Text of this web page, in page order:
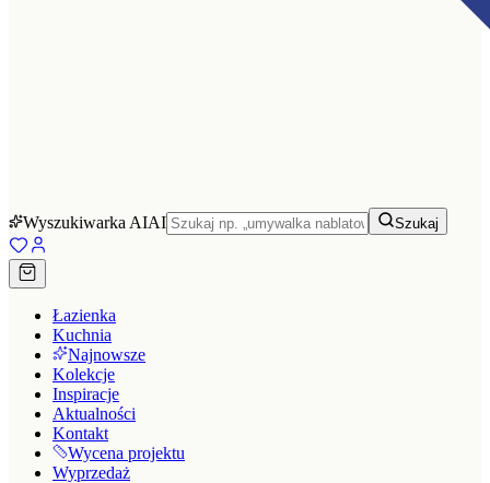
Wyszukiwarka AIAI Szukaj
Łazienka
Kuchnia
Najnowsze
Kolekcje
Inspiracje
Aktualności
Kontakt
Wycena projektu
Wyprzedaż